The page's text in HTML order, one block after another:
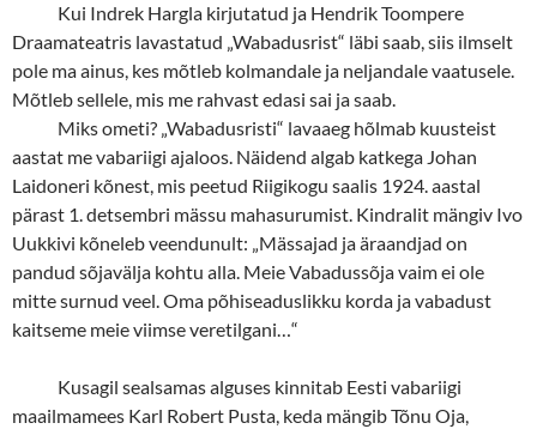
Kui Indrek Hargla kirjutatud ja Hendrik Toompere
Draamateatris lavastatud „Wabadusrist“ läbi saab, siis ilmselt
pole ma ainus, kes mõtleb kolmandale ja neljandale vaatusele.
Mõtleb sellele, mis me rahvast edasi sai ja saab.
Miks ometi? „Wabadusristi“ lavaaeg hõlmab kuusteist
aastat me vabariigi ajaloos. Näidend algab katkega Johan
Laidoneri kõnest, mis peetud Riigikogu saalis 1924. aastal
pärast 1. detsembri mässu mahasurumist. Kindralit mängiv Ivo
Uukkivi kõneleb veendunult: „Mässajad ja äraandjad on
pandud sõjavälja kohtu alla. Meie Vabadussõja vaim ei ole
mitte surnud veel. Oma põhiseaduslikku korda ja vabadust
kaitseme meie viimse veretilgani…“
Kusagil sealsamas alguses kinnitab Eesti vabariigi
maailmamees Karl Robert Pusta, keda mängib Tõnu Oja,